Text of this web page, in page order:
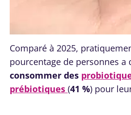
Comparé à 2025,
pourcentage de personnes a
consommer des
prébiotiques (41 %) pour